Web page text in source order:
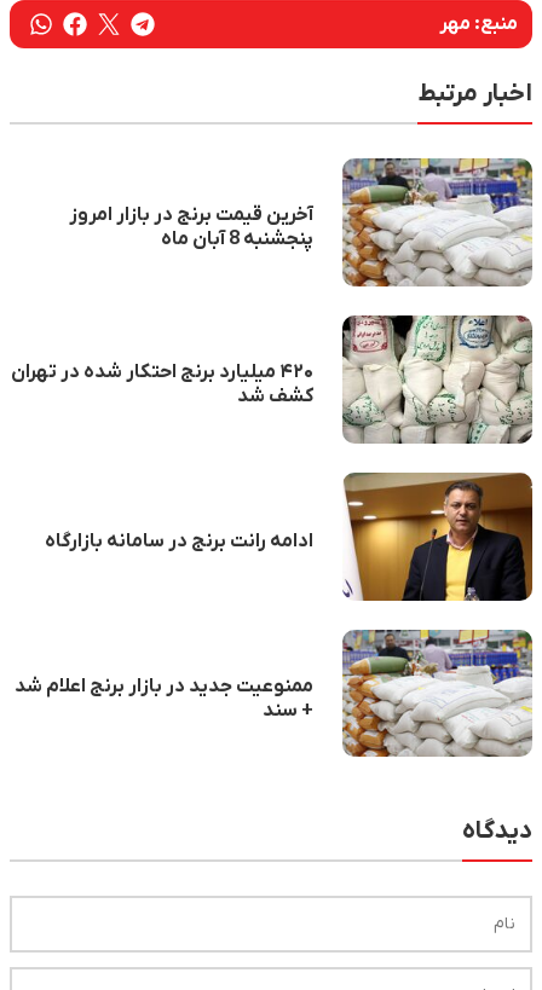
منبع: مهر
اخبار مرتبط
آخرین قیمت برنج در بازار امروز
پنجشنبه 8 آبان ماه
۴۲۰ میلیارد برنج احتکار شده در تهران
کشف شد
ادامه رانت برنج در سامانه بازارگاه
ممنوعیت جدید در بازار برنج اعلام شد
+ سند
دیدگاه